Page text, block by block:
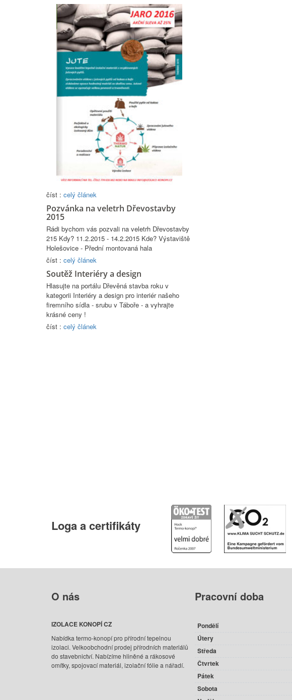
číst : celý článek
Pozvánka na veletrh Dřevostavby
2015
Rádi bychom vás pozvali na veletrh Dřevostavby
215 Kdy? 11.2.2015 - 14.2.2015 Kde? Výstaviště
Holešovice - Přední montovaná hala
číst : celý článek
Soutěž Interiéry a design
Hlasujte na portálu Dřevěná stavba roku v
kategorii Interiéry a design pro interiér našeho
firemního sídla - srubu v Táboře - a vyhrajte
krásné ceny !
číst : celý článek
Logaa certifikáty
O nás
IZOLACE KONOPÍ CZ
Nabídka termo-konopí pro přírodní tepelnou
izolaci. Velkoobchodní prodej přírodních materiálů
do stavebnictví. Nabízíme hliněné a rákosové
omítky, spojovací materiál, izolační fólie a nářadí.
Pracovnídoba
Pondělí
Útery
Středa
Čtvrtek
Pátek
Sobota